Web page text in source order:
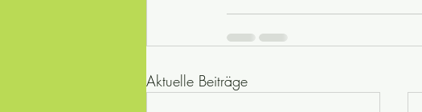
Aktuelle Beiträge